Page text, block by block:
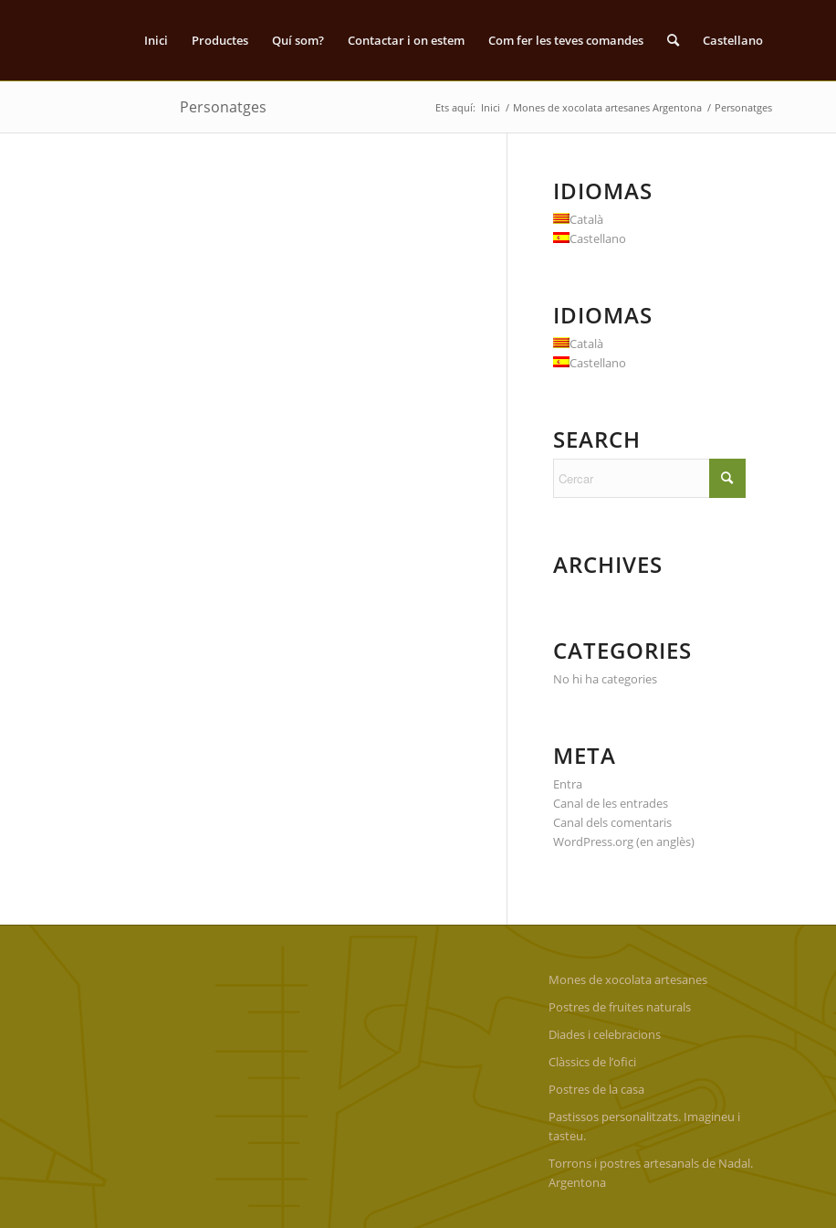
Inici Productes Quí som? Contactar i on estem Com fer les teves comandes Castellano
Personatges Ets aquí: Inici / Mones de xocolata artesanes Argentona / Personatges
IDIOMAS
Català
Castellano
IDIOMAS
Català
Castellano
SEARCH
ARCHIVES
CATEGORIES
No hi ha categories
META
Entra
Canal de les entrades
Canal dels comentaris
WordPress.org (en anglès)
Mones de xocolata artesanes
Postres de fruites naturals
Diades i celebracions
Clàssics de l’ofici
Postres de la casa
Pastissos personalitzats. Imagineu i
tasteu.
Torrons i postres artesanals de Nadal.
Argentona